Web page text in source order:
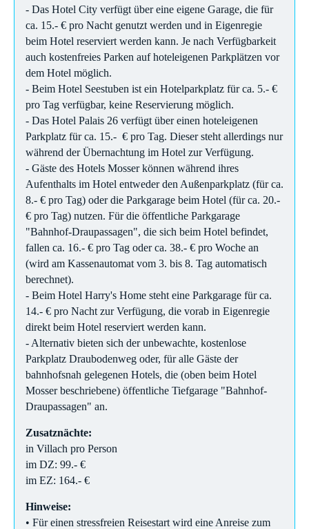
- Das Hotel City verfügt über eine eigene Garage, die für
ca. 15.- € pro Nacht genutzt werden und in Eigenregie
beim Hotel reserviert werden kann. Je nach Verfügbarkeit
auch kostenfreies Parken auf hoteleigenen Parkplätzen vor
dem Hotel möglich.
- Beim Hotel Seestuben ist ein Hotelparkplatz für ca. 5.- €
pro Tag verfügbar, keine Reservierung möglich.
- Das Hotel Palais 26 verfügt über einen hoteleigenen
Parkplatz für ca. 15.- € pro Tag. Dieser steht allerdings nur
während der Übernachtung im Hotel zur Verfügung.
- Gäste des Hotels Mosser können während ihres
Aufenthalts im Hotel entweder den Außenparkplatz (für ca.
8.- € pro Tag) oder die Parkgarage beim Hotel (für ca. 20.-
€ pro Tag) nutzen. Für die öffentliche Parkgarage
"Bahnhof-Draupassagen", die sich beim Hotel befindet,
fallen ca. 16.- € pro Tag oder ca. 38.- € pro Woche an
(wird am Kassenautomat vom 3. bis 8. Tag automatisch
berechnet).
- Beim Hotel Harry's Home steht eine Parkgarage für ca.
14.- € pro Nacht zur Verfügung, die vorab in Eigenregie
direkt beim Hotel reserviert werden kann.
- Alternativ bieten sich der unbewachte, kostenlose
Parkplatz Draubodenweg oder, für alle Gäste der
bahnhofsnah gelegenen Hotels, die (oben beim Hotel
Mosser beschriebene) öffentliche Tiefgarage "Bahnhof-
Draupassagen" an.
Zusatznächte:
in Villach pro Person
im DZ: 99.- €
im EZ: 164.- €
Hinweise:
• Für einen stressfreien Reisestart wird eine Anreise zum